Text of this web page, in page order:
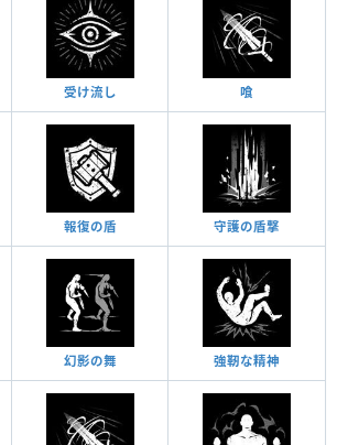
受け流し 喰
報復の盾 守護の盾撃
幻影の舞 強靭な精神